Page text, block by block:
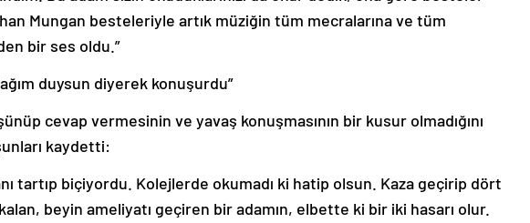
Mungan besteleriyle artık müziğin tüm mecralarına ve tüm
bir ses oldu.”
duysun diyerek konuşurdu”
cevap vermesinin ve yavaş konuşmasının bir kusur olmadığını
kaydetti:
tartıp biçiyordu. Kolejlerde okumadı ki hatip olsun. Kaza geçirip dört
beyin ameliyatı geçiren bir adamın, elbette ki bir iki hasarı olur.